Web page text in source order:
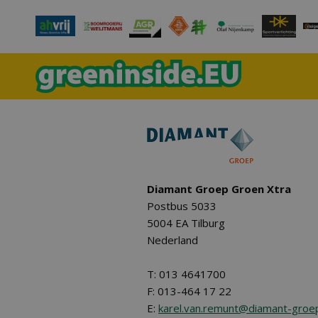
Diamant Groep Groen Xtra
Postbus 5033
5004 EA Tilburg
Nederland
T: 013 4641700
F: 013-464 17 22
E: karel.van.remunt@diamant-